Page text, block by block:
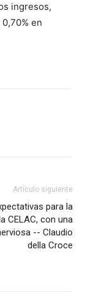
ingresos,
en
Artículo siguiente
para la
CELAC, con una
-- Claudio
della Croce